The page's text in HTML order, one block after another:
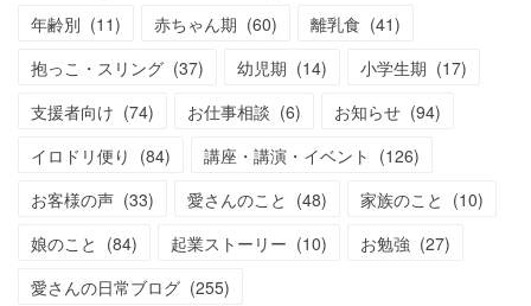
年齢別 (11) 赤ちゃん期 (60) 離乳食 (41)
抱っこ・スリング (37) 幼児期 (14) 小学生期 (17)
支援者向け (74) お仕事相談 (6) お知らせ (94)
イロドリ便り (84) 講座・講演・イベント (126)
お客様の声 (33) 愛さんのこと (48) 家族のこと (10)
娘のこと (84) 起業ストーリー (10) お勉強 (27)
愛さんの日常ブログ (255)